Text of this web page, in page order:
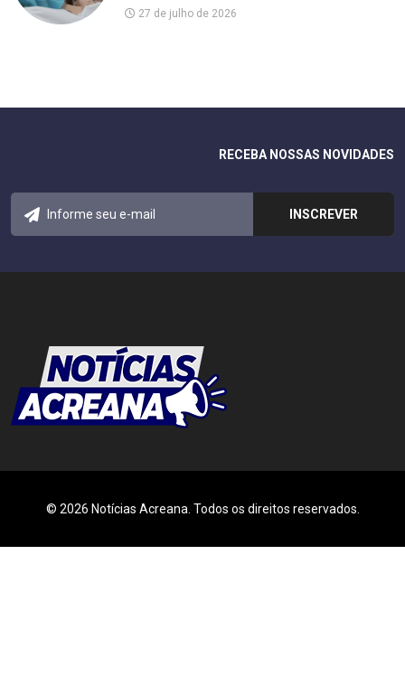
27 de julho de 2026
RECEBA NOSSAS NOVIDADES
© 2026 Notícias Acreana. Todos os direitos reservados.